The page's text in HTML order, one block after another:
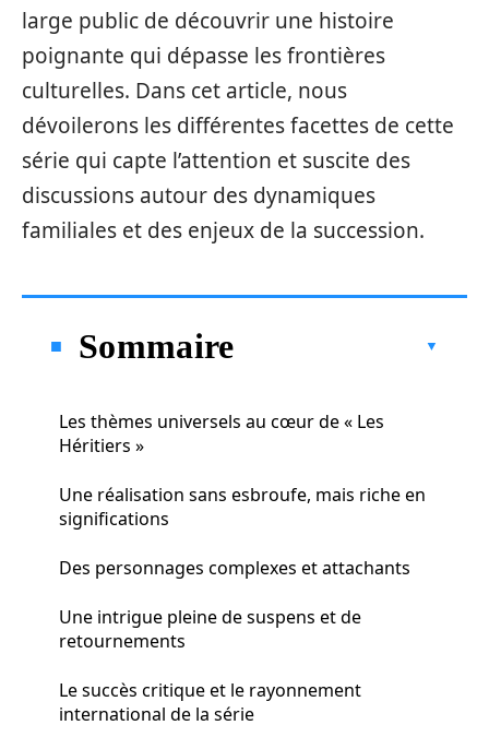
large public de découvrir une histoire
poignante qui dépasse les frontières
culturelles. Dans cet article, nous
dévoilerons les différentes facettes de cette
série qui capte l’attention et suscite des
discussions autour des dynamiques
familiales et des enjeux de la succession.
Sommaire
Les thèmes universels au cœur de « Les
Héritiers »
Une réalisation sans esbroufe, mais riche en
significations
Des personnages complexes et attachants
Une intrigue pleine de suspens et de
retournements
Le succès critique et le rayonnement
international de la série